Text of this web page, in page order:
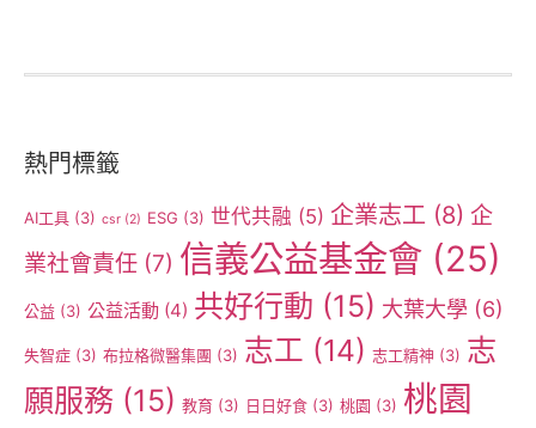
熱門標籤
AI工具 (3) csr (2) ESG (3) 世代共融 (5) 企業志工 (8) 企
業社會責任 (7) 信義公益基金會 (25)
公益 (3) 公益活動 (4) 共好行動 (15) 大葉大學 (6)
失智症 (3) 布拉格微醫集團 (3) 志工 (14) 志工精神 (3) 志
願服務 (15) 教育 (3) 日日好食 (3) 桃園 (3) 桃園